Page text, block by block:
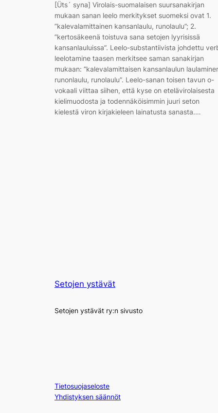
[Üts´ syna] Virolais-suomalaisen suursanakirjan
mukaan sanan leelo merkitykset suomeksi ovat 1.
”kalevalamittainen kansanlaulu, runolaulu”; 2.
”kertosäkeenä toistuva sana setojen lyyrisissä
kansanlauluissa”. Leelo-substantiivista johdettu
leelotamine taasen merkitsee saman sanakirjan
mukaan: ”kalevalamittaisen kansanlaulun
runonlaulu, runolaulu”. Leelo-sanan toisen tavun o-
vokaali viittaa siihen, että kyse on etelävirolaisesta
kielimuodosta ja todennäköisimmin juuri seton
kielestä viron kirjakieleen lainatusta sanasta.…
Setojen ystävät
Setojen ystävät ry:n sivusto
Tietosuojaseloste
Yhdistyksen säännöt